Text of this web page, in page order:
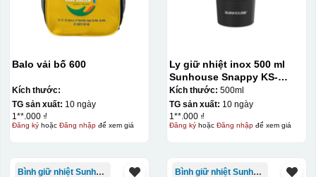
Balo vải bố 600
Kích thước:
TG sản xuất: 10 ngày
1**.000 ₫
Đăng kýhoặc Đăng nhậpđể xem giá
Ly giữ nhiệt inox 500 ml
Sunhouse Snappy KS-
TU500S
Kích thước: 500ml
TG sản xuất: 10 ngày
1**.000 ₫
Đăng kýhoặc Đăng nhậpđể xem giá
Bình giữ nhiệt Sunhouse Bình giữ nhiệt Sunhouse